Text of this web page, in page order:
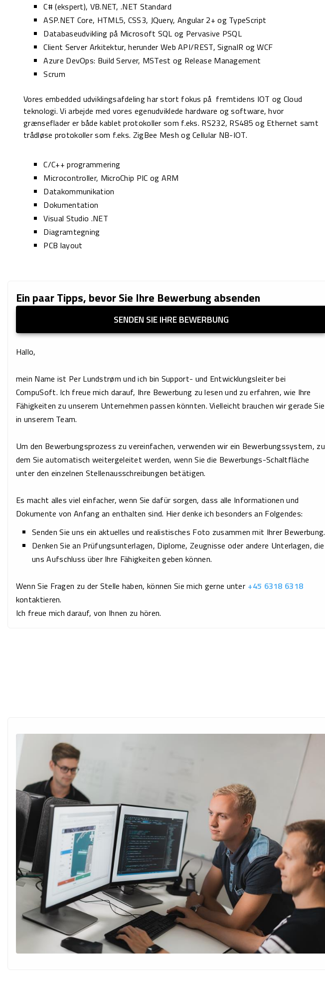
C# (ekspert), VB.NET, .NET Standard
ASP.NET Core, HTML5, CSS3, JQuery, Angular 2+ og TypeScript
Databaseudvikling på Microsoft SQL og Pervasive PSQL
Client Server Arkitektur, herunder Web API/REST, SignalR og WCF
Azure DevOps: Build Server, MSTest og Release Management
Scrum
Vores embedded udviklingsafdeling har stort fokus på fremtidens IOT og Cloud
teknologi. Vi arbejde med vores egenudviklede hardware og software, hvor
grænseflader er både kablet protokoller som f.eks. RS232, RS485 og Ethernet samt
trådløse protokoller som f.eks. ZigBee Mesh og Cellular NB-IOT.
C/C++ programmering
Microcontroller, MicroChip PIC og ARM
Datakommunikation
Dokumentation
Visual Studio .NET
Diagramtegning
PCB layout
Ein paar Tipps, bevor Sie Ihre Bewerbung absenden
SENDEN SIE IHRE BEWERBUNG
Hallo,
mein Name ist Per Lundstrøm und ich bin Support- und Entwicklungsleiter bei
CompuSoft. Ich freue mich darauf, Ihre Bewerbung zu lesen und zu erfahren, wie Ihre
Fähigkeiten zu unserem Unternehmen passen könnten. Vielleicht brauchen wir gerade Sie
in unserem Team.
Um den Bewerbungsprozess zu vereinfachen, verwenden wir ein Bewerbungssystem, zu
dem Sie automatisch weitergeleitet werden, wenn Sie die Bewerbungs-Schaltfläche
unter den einzelnen Stellenausschreibungen betätigen.
Es macht alles viel einfacher, wenn Sie dafür sorgen, dass alle Informationen und
Dokumente von Anfang an enthalten sind. Hier denke ich besonders an Folgendes:
Senden Sie uns ein aktuelles und realistisches Foto zusammen mit Ihrer Bewerbung.
Denken Sie an Prüfungsunterlagen, Diplome, Zeugnisse oder andere Unterlagen, die
uns Aufschluss über Ihre Fähigkeiten geben können.
Wenn Sie Fragen zu der Stelle haben, können Sie mich gerne unter +45 6318 6318
kontaktieren.
Ich freue mich darauf, von Ihnen zu hören.